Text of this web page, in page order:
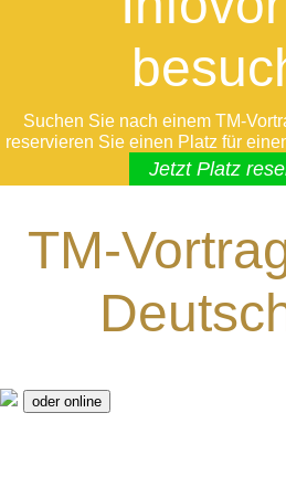
Suchen Sie nach einem TM-
reservieren Sie einen Platz für
Jetzt Platz
TM-
oder online